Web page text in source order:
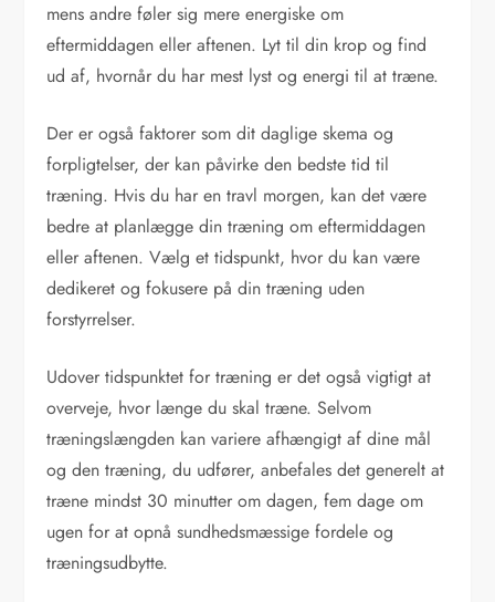
mens andre føler sig mere energiske om
eftermiddagen eller aftenen. Lyt til din krop og find
ud af, hvornår du har mest lyst og energi til at træne.
Der er også faktorer som dit daglige skema og
forpligtelser, der kan påvirke den bedste tid til
træning. Hvis du har en travl morgen, kan det være
bedre at planlægge din træning om eftermiddagen
eller aftenen. Vælg et tidspunkt, hvor du kan være
dedikeret og fokusere på din træning uden
forstyrrelser.
Udover tidspunktet for træning er det også vigtigt at
overveje, hvor længe du skal træne. Selvom
træningslængden kan variere afhængigt af dine mål
og den træning, du udfører, anbefales det generelt at
træne mindst 30 minutter om dagen, fem dage om
ugen for at opnå sundhedsmæssige fordele og
træningsudbytte.